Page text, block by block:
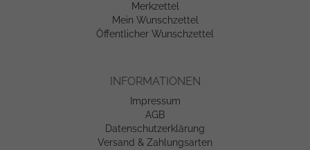
Merkzettel
Mein Wunschzettel
Öffentlicher Wunschzettel
INFORMATIONEN
Impressum
AGB
Datenschutzerklärung
Versand & Zahlungsarten